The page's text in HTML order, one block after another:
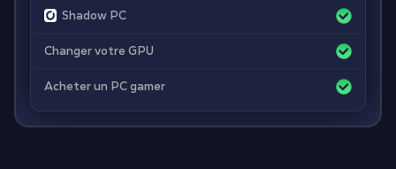
Shadow PC
Changer votre GPU
Acheter un PC gamer